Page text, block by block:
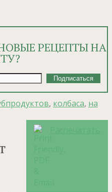
РЕЦЕПТЫ НА
, колбаса, на